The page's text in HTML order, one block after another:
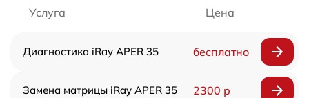
Услуга Цена
Диагностика iRay APER 35 бесплатно
Замена матрицы iRay APER 35 2300 р